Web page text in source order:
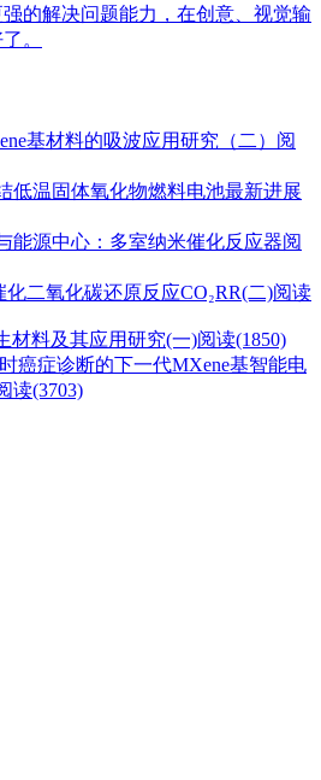
的解决问题能力，在创意、视觉输
。
基材料的吸波应用研究（二） 阅
低温固体氧化物燃料电池最新进展
能源中心：多室纳米催化反应器阅
二氧化碳还原反应CO₂RR(二)阅读
材料及其应用研究(一)阅读(1850)
癌症诊断的下一代MXene基智能电
读(3703)